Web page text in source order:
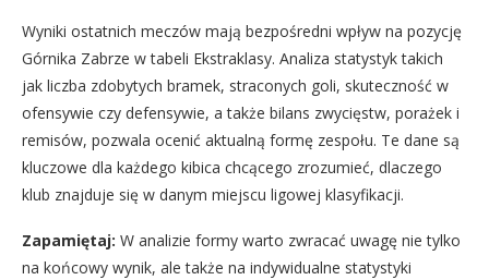
Wyniki ostatnich meczów mają bezpośredni wpływ na pozycję
Górnika Zabrze w tabeli Ekstraklasy. Analiza statystyk takich
jak liczba zdobytych bramek, straconych goli, skuteczność w
ofensywie czy defensywie, a także bilans zwycięstw, porażek i
remisów, pozwala ocenić aktualną formę zespołu. Te dane są
kluczowe dla każdego kibica chcącego zrozumieć, dlaczego
klub znajduje się w danym miejscu ligowej klasyfikacji.
Zapamiętaj: W analizie formy warto zwracać uwagę nie tylko
na końcowy wynik, ale także na indywidualne statystyki